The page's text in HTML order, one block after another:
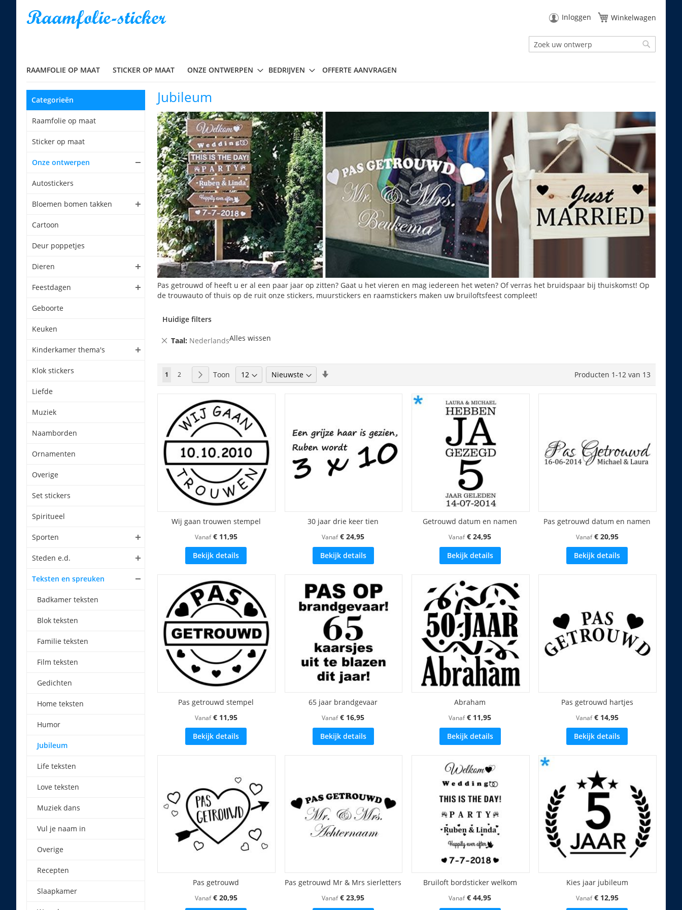
Inloggen Winkelwagen
Zoek
RAAMFOLIE OP MAAT STICKER OP MAAT ONZE ONTWERPEN BEDRIJVEN OFFERTE AANVRAGEN
Jubileum
Pas getrouwd of heeft u er al een paar jaar op zitten? Gaat u het vieren en mag iedereen het weten? Of verras het bruidspaar bij thuiskomst! Op
de trouwauto of thuis op de ruit onze stickers, muurstickers en raamstickers maken uw bruiloftsfeest compleet!
Huidige filters
Taal Nederlands
Verwijder
Alles wissen
Pagina
U lees momenteel pagina
1 Pagina
2 Pagina
Volgende Producten 1-12 van 13
Toon
Wij gaan trouwen stempel
Vanaf € 11,95
Bekijk details
30 jaar drie keer tien
Vanaf € 24,95
Bekijk details
Getrouwd datum en namen
Vanaf € 24,95
Bekijk details
Pas getrouwd datum en namen
Vanaf € 20,95
Bekijk details
Pas getrouwd stempel
Vanaf € 11,95
Bekijk details
65 jaar brandgevaar
Vanaf € 16,95
Bekijk details
Abraham
Vanaf € 11,95
Bekijk details
Pas getrouwd hartjes
Vanaf € 14,95
Bekijk details
Pas getrouwd
Vanaf € 20,95
Pas getrouwd Mr & Mrs sierletters
Vanaf € 23,95
Bruiloft bordsticker welkom
Vanaf € 44,95
Kies jaar jubileum
Vanaf € 12,95
Categorieën
Raamfolie op maat
Sticker op maat
Onze ontwerpen
Autostickers
Bloemen bomen takken
Cartoon
Deur poppetjes
Dieren
Feestdagen
Geboorte
Keuken
Kinderkamer thema's
Klok stickers
Liefde
Muziek
Naamborden
Ornamenten
Overige
Set stickers
Spiritueel
Sporten
Steden e.d.
Teksten en spreuken
Badkamer teksten
Blok teksten
Familie teksten
Film teksten
Gedichten
Home teksten
Humor
Jubileum
Life teksten
Love teksten
Muziek dans
Vul je naam in
Overige
Recepten
Slaapkamer